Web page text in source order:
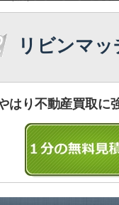
リビンマッ
はり不動産買取に